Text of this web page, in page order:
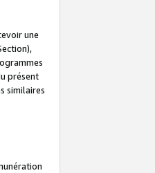
une
présent
similaires